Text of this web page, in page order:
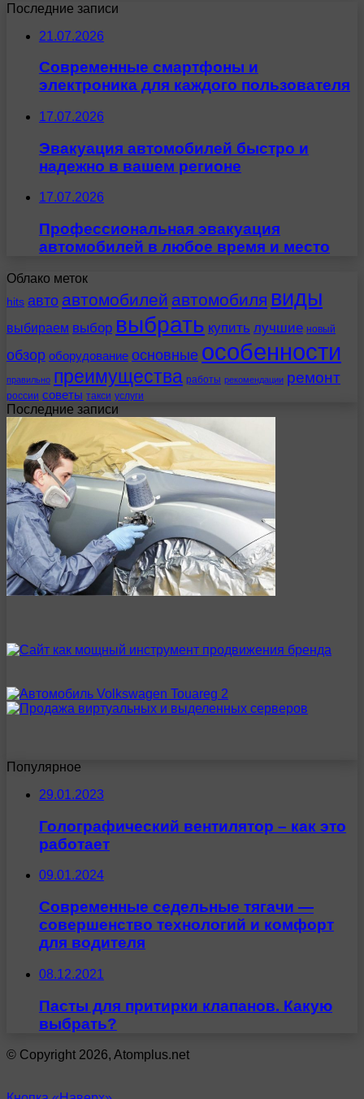
Последние записи
21.07.2026
Современные смартфоны и
электроника для каждого пользователя
17.07.2026
Эвакуация автомобилей быстро и
надежно в вашем регионе
17.07.2026
Профессиональная эвакуация
автомобилей в любое время и место
Облако меток
hits авто автомобилей автомобиля виды
выбираем выбор выбрать купить лучшие новый
обзор оборудование основные особенности
правильно преимущества работы рекомендации ремонт
россии советы такси услуги
Последние записи
Популярное
29.01.2023
Голографический вентилятор – как это
работает
09.01.2024
Современные седельные тягачи —
совершенство технологий и комфорт
для водителя
08.12.2021
Пасты для притирки клапанов. Какую
выбрать?
© Copyright 2026, Atomplus.net